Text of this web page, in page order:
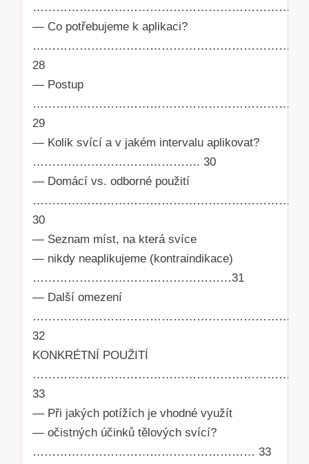
— Co potřebujeme k aplikaci?
………………………………………………………….
28
— Postup
29
— Kolik svící a v jakém intervalu aplikovat?
……………………………………. 30
— Domácí vs. odborné použití
…………………………………………………………
30
— Seznam míst, na která svíce
— nikdy neaplikujeme (kontraindikace)
……………………………………………31
— Další omezení
32
KONKRÉTNÍ POUŽITÍ
33
— Při jakých potížích je vhodné využít
— očistných účinků tělových svící?
………………………………………………… 33